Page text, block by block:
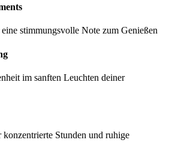
stimmungsvolle Note zum Genießen
im sanften Leuchten deiner
Stunden und ruhige